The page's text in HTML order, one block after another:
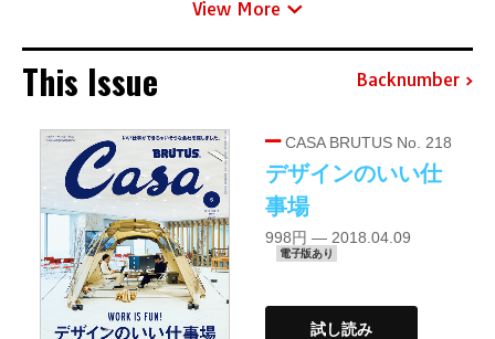
View More
This Issue Backnumber
CASA BRUTUS No. 218
デザインのいい仕
事場
998円 — 2018.04.09
電子版あり
試し読み